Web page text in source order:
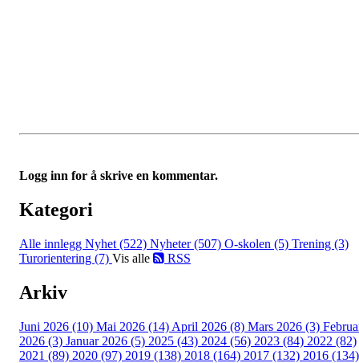
Logg inn for å skrive en kommentar.
Kategori
Alle innlegg Nyhet (522) Nyheter (507) O-skolen (5) Trening (3)
Turorientering (7) Vis alle RSS
Arkiv
Juni 2026 (10) Mai 2026 (14) April 2026 (8) Mars 2026 (3)
2026 (3) Januar 2026 (5) 2025 (43) 2024 (56) 2023 (84) 2022 (82)
2021 (89) 2020 (97) 2019 (138) 2018 (164) 2017 (132) 2016 (134)